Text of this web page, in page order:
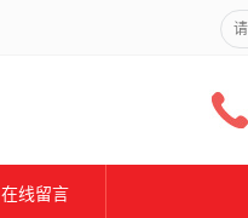
在线留言